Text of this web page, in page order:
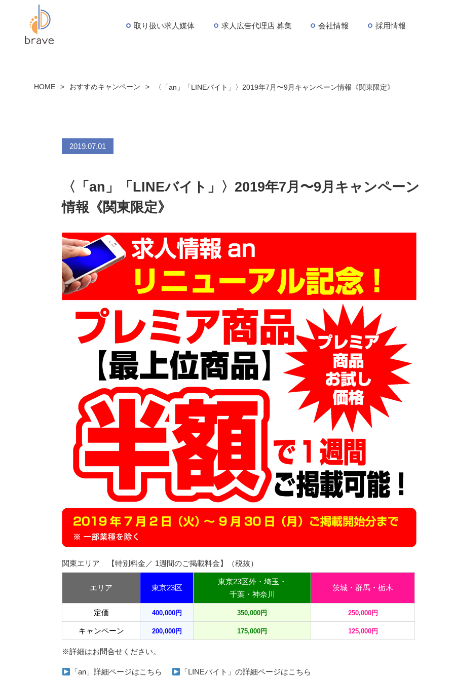
取り扱い求人媒体 求人広告代理店 募集 会社情報 採用情報
HOME > おすすめキャンペーン > 〈「an」「LINEバイト」〉2019年7月〜9月キャンペーン情報《関東限定》
2019.07.01
〈「an」「LINEバイト」〉2019年7月〜9月キャンペーン
情報《関東限定》
関東エリア 【特別料金／ 1週間のご掲載料金】（税抜）
エリア 東京23区
東京23区外・埼玉・
千葉・神奈川
茨城・群馬・栃木
定価 400,000円 350,000円 250,000円
キャンペーン 200,000円 175,000円 125,000円
※詳細はお問合せください。
「an」詳細ページはこちら 「LINEバイト」の詳細ページはこちら